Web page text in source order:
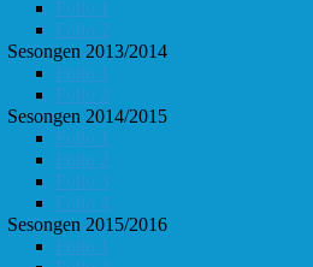
Follo 1
Follo 2
Sesongen 2013/2014
Follo 1
Follo 2
Sesongen 2014/2015
Follo 1
Follo 2
Follo 3
Follo 4
Sesongen 2015/2016
Follo 1